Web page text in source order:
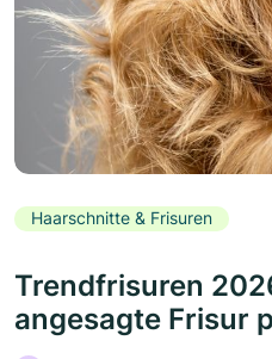
Haarschnitte & Frisuren
Trendfrisuren
angesagte Frisur